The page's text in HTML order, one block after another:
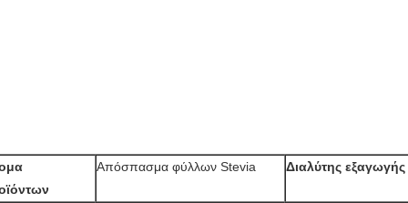
Απόσπασμα φύλλων Stevia Διαλύτης εξαγωγής